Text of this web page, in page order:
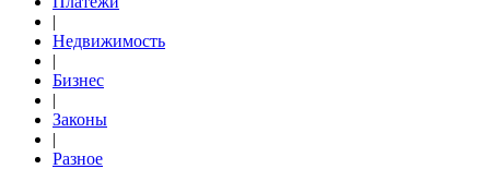
|
Недвижимость
|
Бизнес
|
Законы
|
Разное